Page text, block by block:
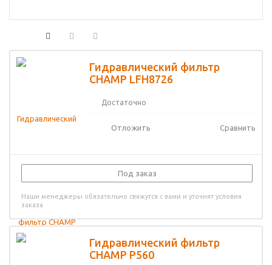
Гидравлический фильтр
CHAMP LFH8726
Достаточно
Отложить Сравнить
Под заказ
Наши менеджеры обязательно свяжутся с вами и уточнят условия
заказа
Гидравлический фильтр
CHAMP P560